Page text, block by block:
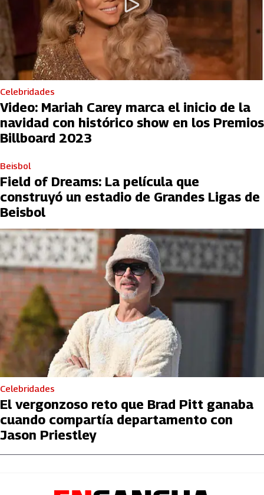
Celebridades
Video: Mariah Carey marca el inicio de la
navidad con histórico show en los Premios
Billboard 2023
Beisbol
Field of Dreams: La película que
construyó un estadio de Grandes Ligas de
Beisbol
Celebridades
El vergonzoso reto que Brad Pitt ganaba
cuando compartía departamento con
Jason Priestley